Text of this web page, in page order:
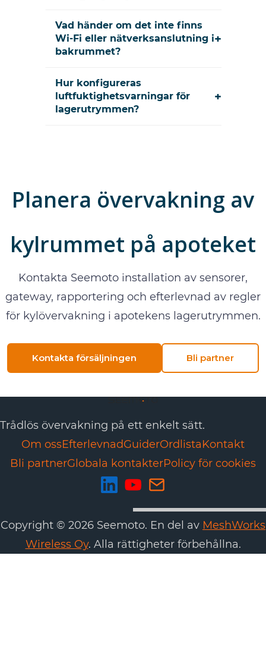
Vad händer om det inte finns
Wi-Fi eller nätverksanslutning i
bakrummet?
+
Hur konfigureras
luftfuktighetsvarningar för
lagerutrymmen?
+
Planera övervakning av
kylrummet på apoteket
Kontakta Seemoto installation av sensorer,
gateway, rapportering och efterlevnad av regler
för kylövervakning i apotekens lagerutrymmen.
Kontakta försäljningen Bli partner
Trådlös övervakning på ett enkelt sätt.
Om ossEfterlevnadGuiderOrdlistaKontakt
Bli partnerGlobala kontakterPolicy för cookies
Copyright © 2026 Seemoto. En del av MeshWorks
Wireless Oy. Alla rättigheter förbehållna.